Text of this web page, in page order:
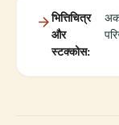
भित्तिचित्र
और
स्टक्कोस: